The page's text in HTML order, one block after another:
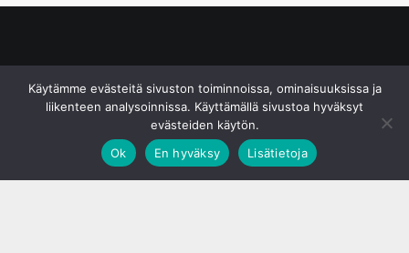
Käytämme evästeitä sivuston toiminnoissa, ominaisuuksissa ja
liikenteen analysoinnissa. Käyttämällä sivustoa hyväksyt
evästeiden käytön.
Ok
En hyväksy Lisätietoja